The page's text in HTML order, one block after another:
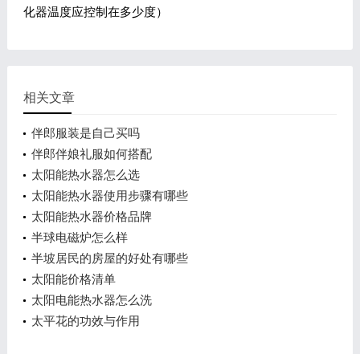
化器温度应控制在多少度）
相关文章
伴郎服装是自己买吗
伴郎伴娘礼服如何搭配
太阳能热水器怎么选
太阳能热水器使用步骤有哪些
太阳能热水器价格品牌
半球电磁炉怎么样
半坡居民的房屋的好处有哪些
太阳能价格清单
太阳电能热水器怎么洗
太平花的功效与作用